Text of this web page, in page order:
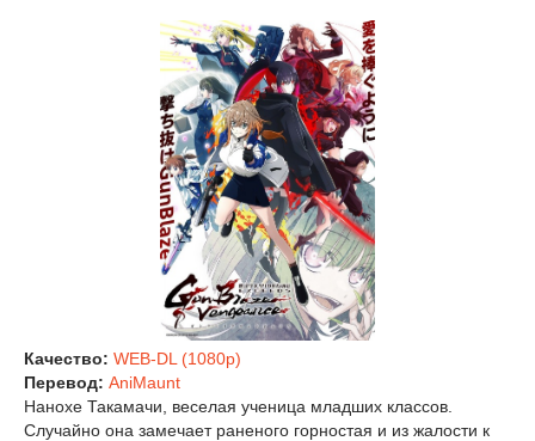
Качество: WEB-DL (1080p)
Перевод: AniMaunt
Нанохе Такамачи, веселая ученица младших классов.
Случайно она замечает раненого горностая и из жалости к